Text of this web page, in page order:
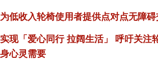
为低收入轮椅使用者提供点对点无障碍
实现「爱心同行 拉阔生活」
呼吁关注
身心灵需要